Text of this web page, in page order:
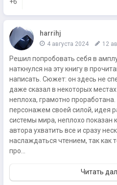
harrihj
4 августа 2024 12
Решил попробовать себя в
наткнулся на эту книгу в
написать. Сюжет: он здесь не
даже сказал в некоторых
неплоха, грамотно
персонажем своей силой, идея
системы мира, неплохо показан
автора ухватить все и сразу
наслаждаться чтением, так как
про...
Читать